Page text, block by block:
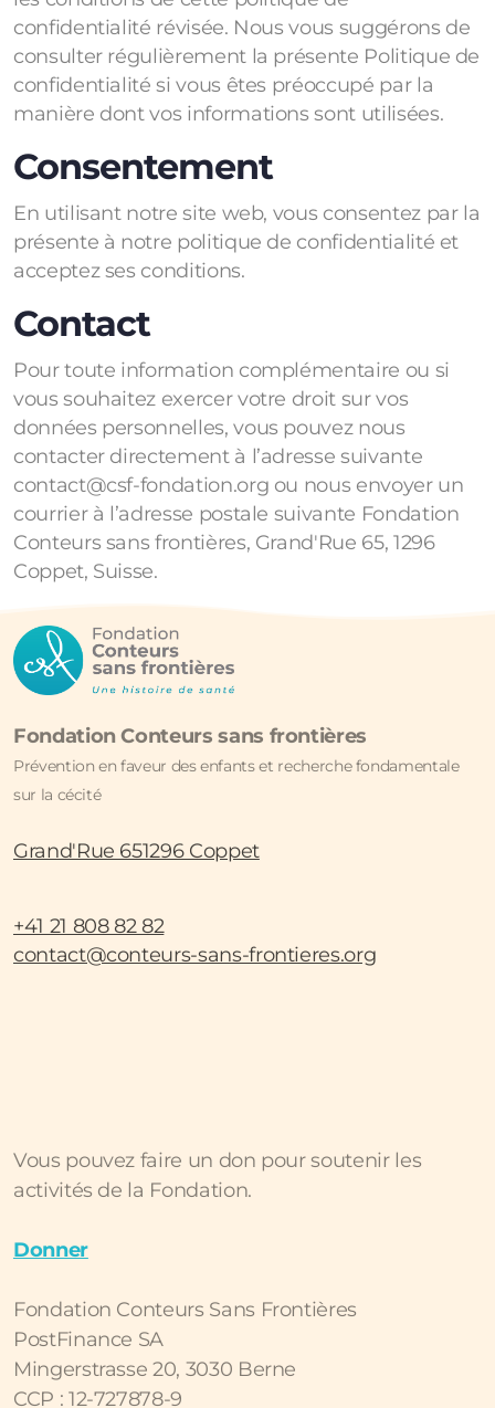
confidentialité révisée. Nous vous suggérons de
consulter régulièrement la présente Politique de
confidentialité si vous êtes préoccupé par la
manière dont vos informations sont utilisées.
Consentement
En utilisant notre site web, vous consentez par la
présente à notre politique de confidentialité et
acceptez ses conditions.
Contact
Pour toute information complémentaire ou si
vous souhaitez exercer votre droit sur vos
données personnelles, vous pouvez nous
contacter directement à l’adresse suivante
contact@csf-fondation.org ou nous envoyer un
courrier à l’adresse postale suivante Fondation
Conteurs sans frontières, Grand'Rue 65, 1296
Coppet, Suisse.
Fondation Conteurs sans frontières
Prévention en faveur des enfants et recherche fondamentale
sur la cécité
Grand'Rue 651296 Coppet
+41 21 808 82 82
contact@conteurs-sans-frontieres.org
Vous pouvez faire un don pour soutenir les
activités de la Fondation.
Donner
Fondation Conteurs Sans Frontières
PostFinance SA
Mingerstrasse 20, 3030 Berne
CCP : 12-727878-9